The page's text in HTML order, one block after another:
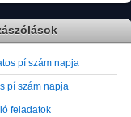
pí szám napja
pí szám napja
feladatok